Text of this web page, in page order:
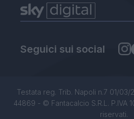
Seguici sui social
Testata reg. Trib. Napoli n.7 01/03/
44869 - © Fantacalcio S.R.L. P.IVA
riservati.